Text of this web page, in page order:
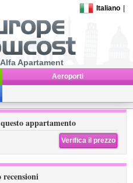
Italiano
Apartament
Aeroporti
appartamento
Verifica il prezzo
recensioni